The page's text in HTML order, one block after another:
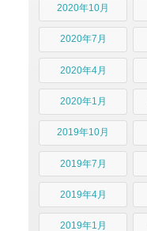
2020年10月
2020年7月
2020年4月
2020年1月
2019年10月
2019年7月
2019年4月
2019年1月